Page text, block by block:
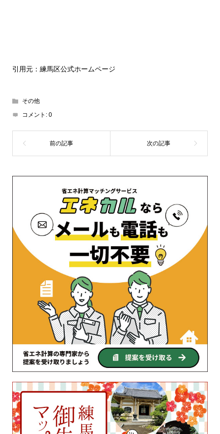
引用元：練馬区公式ホームページ
その他
コメント: 0